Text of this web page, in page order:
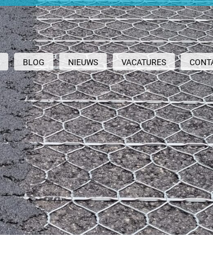
BLOG NIEUWS VACATURES